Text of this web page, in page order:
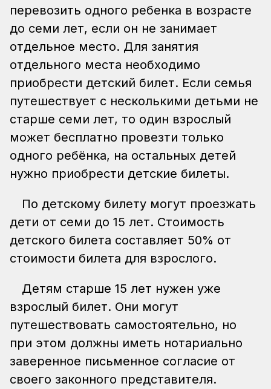
перевозить одного ребенка в возрасте
до семи лет, если он не занимает
отдельное место. Для занятия
отдельного места необходимо
приобрести детский билет. Если семья
путешествует с несколькими детьми не
старше семи лет, то один взрослый
может бесплатно провезти только
одного ребёнка, на остальных детей
нужно приобрести детские билеты.
По детскому билету могут проезжать
дети от семи до 15 лет. Стоимость
детского билета составляет 50% от
стоимости билета для взрослого.
Детям старше 15 лет нужен уже
взрослый билет. Они могут
путешествовать самостоятельно, но
при этом должны иметь нотариально
заверенное письменное согласие от
своего законного представителя.